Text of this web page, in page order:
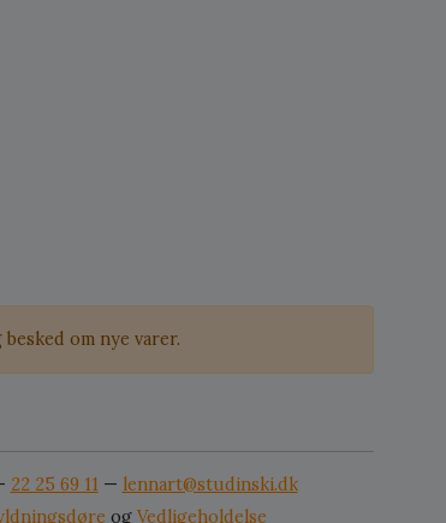
om nye varer.
22 25 69 11— lennart@studinski.dk
og Vedligeholdelse